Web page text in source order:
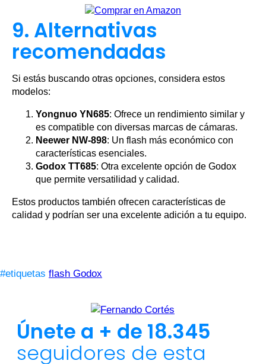
9. Alternativas
recomendadas
Si estás buscando otras opciones, considera estos
modelos:
Yongnuo YN685: Ofrece un rendimiento similar y
es compatible con diversas marcas de cámaras.
Neewer NW-898: Un flash más económico con
características esenciales.
Godox TT685: Otra excelente opción de Godox
que permite versatilidad y calidad.
Estos productos también ofrecen características de
calidad y podrían ser una excelente adición a tu equipo.
#etiquetas flash Godox
Únete a + de 18.345
seguidores de esta